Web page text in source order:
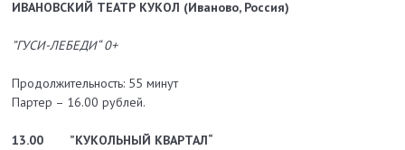
ИВАНОВСКИЙ ТЕАТР КУКОЛ (Иваново, Россия)
”ГУСИ-ЛЕБЕДИ“ 0+
Продолжительность: 55 минут
Партер – 16.00 рублей.
13.00
”КУКОЛЬНЫЙ КВАРТАЛ“